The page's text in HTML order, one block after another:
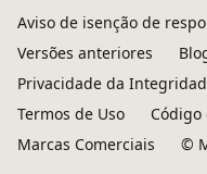
Aviso de isenção de
Versões anteriores
Privacidade da
Termos de Uso
Marcas Comerciais
©